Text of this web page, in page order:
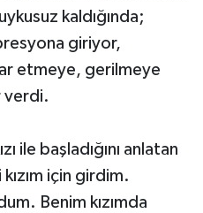
kaldığında;
giriyor,
etmeye, gerilmeye
verdi.
ile başladığını anlatan
için girdim.
Benim kızımda